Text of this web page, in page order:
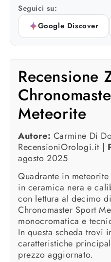
Seguici su:
Google Discover
Recensione
Meteorite
Autore: Carmine Di
RecensioniOrologi.it |
agosto 2025
Quadrante in
in ceramica nera e
con lettura al decimo
Chronomaster Sport
monocromatica e
In questa scheda trovi
caratteristiche
prezzo aggiornato.